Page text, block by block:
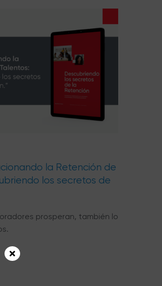
la Retención de
los secretos de
prosperan, también lo